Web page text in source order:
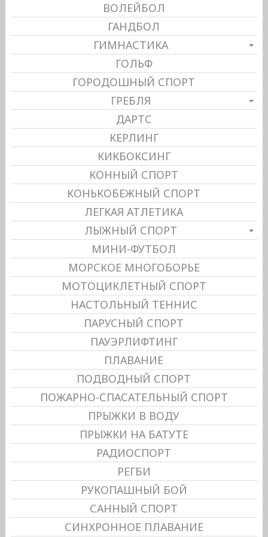
ВОЛЕЙБОЛ
ГАНДБОЛ
ГИМНАСТИКА
ГОЛЬФ
ГОРОДОШНЫЙ СПОРТ
ГРЕБЛЯ
ДАРТС
КЕРЛИНГ
КИКБОКСИНГ
КОННЫЙ СПОРТ
КОНЬКОБЕЖНЫЙ СПОРТ
ЛЕГКАЯ АТЛЕТИКА
ЛЫЖНЫЙ СПОРТ
МИНИ-ФУТБОЛ
МОРСКОЕ МНОГОБОРЬЕ
МОТОЦИКЛЕТНЫЙ СПОРТ
НАСТОЛЬНЫЙ ТЕННИС
ПАРУСНЫЙ СПОРТ
ПАУЭРЛИФТИНГ
ПЛАВАНИЕ
ПОДВОДНЫЙ СПОРТ
ПОЖАРНО-СПАСАТЕЛЬНЫЙ СПОРТ
ПРЫЖКИ В ВОДУ
ПРЫЖКИ НА БАТУТЕ
РАДИОСПОРТ
РЕГБИ
РУКОПАШНЫЙ БОЙ
САННЫЙ СПОРТ
СИНХРОННОЕ ПЛАВАНИЕ